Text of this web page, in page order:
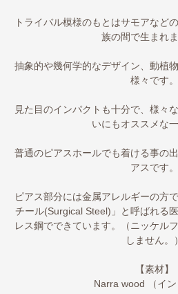
トライバル模様のもとはサモアなど
族の間で生まれま
抽象的や幾何学的なデザイン、動植
様々です。
見た目のインパクトも十分で、様々
いにもオススメな一
普通のピアスホールでも着ける事の
アスです。
ピアス部分には金属アレルギーの方
チール(Surgical Steel)」と呼ばれる
レス鋼でできています。（ニッケル
しません。）
【素材】
Narra wood （イン